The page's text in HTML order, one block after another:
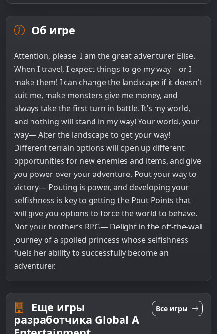
Об игре
Attention, please! I am the great adventurer Elise.
When I travel, I expect things to go my way—or I
make them! I can change the landscape if it doesn't
suit me, make monsters give me money, and
always take the first turn in battle. It’s my world,
and nothing will stand in my way! Your world, your
way— Alter the landscape to get your way!
Different terrain options will open up different
opportunities for new enemies and items, and give
you power over your adventure. Pout your way to
victory— Pouting is power, and developing your
selfishness is key to getting the Pout Points that
will give you options to force the world to behave.
Not your brother’s RPG— Delight in the off-the-wall
journey of a spoiled princess whose selfishness
fuels her ability to successfully become an
adventurer.
Еще игры
разработчика Global A
Все игры